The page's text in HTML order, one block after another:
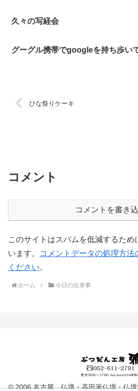
久々の写経会
グーグル携帯でgoogleを持ち歩い
ひな祭りケーキ
コメント
コメントを書き
このサイトはスパムを低減するため
います。
コメントデータの処理方法
ください。
ホーム 今日の出来事
© 2006 名古屋 仏壇・高田派仏壇・仏壇